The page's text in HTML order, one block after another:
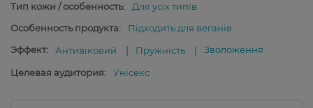
Тип кожи / особенность:
Для усіх типів
Особенность продукта:
Підходить для веганів
Эффект:
Антивіковий Пружність Зволоження
Целевая аудитория: Унісекс